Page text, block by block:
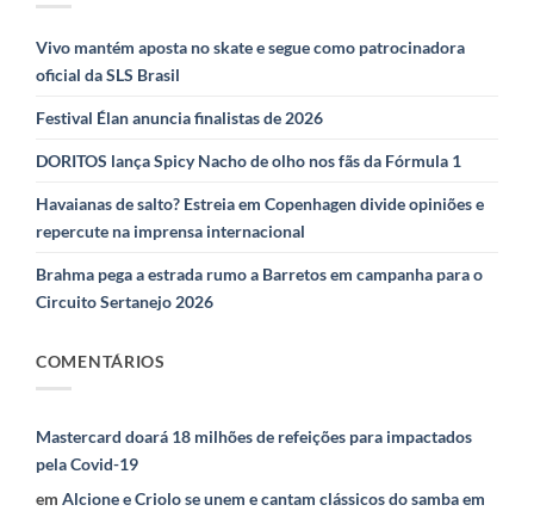
Vivo mantém aposta no skate e segue como patrocinadora
oficial da SLS Brasil
Festival Élan anuncia finalistas de 2026
DORITOS lança Spicy Nacho de olho nos fãs da Fórmula 1
Havaianas de salto? Estreia em Copenhagen divide opiniões e
repercute na imprensa internacional
Brahma pega a estrada rumo a Barretos em campanha para o
Circuito Sertanejo 2026
COMENTÁRIOS
Mastercard doará 18 milhões de refeições para impactados
pela Covid-19
em Alcione e Criolo se unem e cantam clássicos do samba em